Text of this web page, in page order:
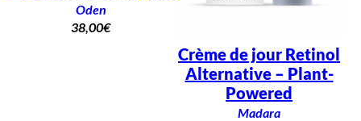
Oden
38,00€
Crème de jour Retinol
Alternative – Plant-
Powered
Madara